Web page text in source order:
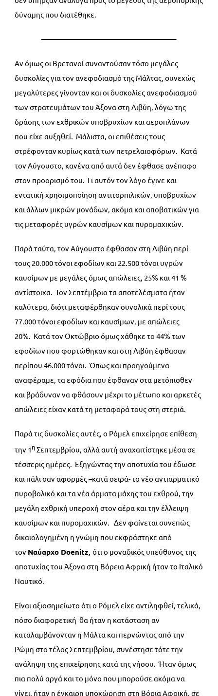
δύναμης που διατέθηκε.
——————————————————–
Αν όμως οι Βρετανοί συναντούσαν τόσο μεγάλες
δυσκολίες για τον ανεφοδιασμό της Μάλτας, συνεχώς
μεγαλύτερες γίνονταν και οι δυσκολίες ανεφοδιασμού
των στρατευμάτων του Άξονα στη Λιβύη, λόγω της
δράσης των εχθρικών υποβρυχίων και αεροπλάνων
που είχε αυξηθεί. Μάλιστα, οι επιθέσεις τους
στρέφονταν κυρίως κατά των πετρελαιοφόρων. Κατά
τον Αύγουστο, κανένα από αυτά δεν έφθασε ανέπαφο
στον προορισμό του. Γι αυτόν τον λόγο έγινε και
εντατική χρησιμοποίηση αντιτορπιλικών, υποβρυχίων
και άλλων μικρών μονάδων, ακόμα και αποβατικών για
τις μεταφορές υγρών καυσίμων και πυρομαχικών.
Παρά ταύτα, τον Αύγουστο έφθασαν στη Λιβύη περί
τους 20.000 τόνοι εφοδίων και 22.500 τόνοι υγρών
καυσίμων με μεγάλες όμως απώλειες, 25% και 41 %
αντίστοιχα. Τον Σεπτέμβριο τα αποτελέσματα ήταν
καλύτερα, διότι μεταφέρθηκαν συνολικά περί τους
77.000 τόνοι εφοδίων και καυσίμων, με απώλειες
20%. Κατά τον Οκτώβριο όμως χάθηκε το 44% των
εφοδίων που φορτώθηκαν και στη Λιβύη έφθασαν
περίπου 46.000 τόνοι. Όπως και προηγούμενα
αναφέραμε, τα εφόδια που έφθαναν στα μετόπισθεν
και βράδυναν να φθάσουν μέχρι το μέτωπο και αρκετές
απώλειες είχαν κατά τη μεταφορά τους στη στεριά.
Παρά τις δυσκολίες αυτές, ο Ρόμελ επιχείρησε επίθεση
την 1ηΣεπτεμβρίου, αλλά αυτή αναχαιτίστηκε μέσα σε
τέσσερις ημέρες. Εξηγώντας την αποτυχία του έδωσε
και πάλι σαν αφορμές –κατά σειρά- το νέο αντιαρματικό
πυροβολικό και τα νέα άρματα μάχης του εχθρού, την
μεγάλη εχθρική υπεροχή στον αέρα και την έλλειψη
καυσίμων και πυρομαχικών. Δεν φαίνεται συνεπώς
δικαιολογημένη η γνώμη που εκφράστηκε από
τον Ναύαρχο Doenitz, ότι ο μοναδικός υπεύθυνος της
αποτυχίας του Άξονα στη Βόρεια Αφρική ήταν το Ιταλικό
Ναυτικό.
Είναι αξιοσημείωτο ότι ο Ρόμελ είχε αντιληφθεί, τελικά,
πόσο διαφορετική θα ήταν η κατάσταση αν
καταλαμβάνονταν η Μάλτα και περνώντας από την
Ρώμη στο τέλος Σεπτεμβρίου, συνέστησε τότε την
ανάληψη της επιχείρησης κατά της νήσου. Ήταν όμως
πια πολύ αργά και το μόνο που μπορούσε ακόμα να
γίνει, ήταν η έγκαιρη υποχώρηση στη Βόρια Αφρική, σε